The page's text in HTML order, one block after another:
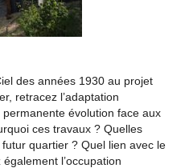
des années 1930 au projet
retracez l’adaptation
évolution face aux
ces travaux ? Quelles
quartier ? Quel lien avec le
l’occupation